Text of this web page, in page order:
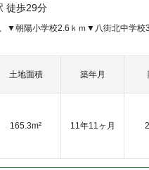
徒歩29分
▼朝陽小学校2.6ｋｍ▼八街北中学
土地面積 築年月
165.3m² 11年11ヶ月